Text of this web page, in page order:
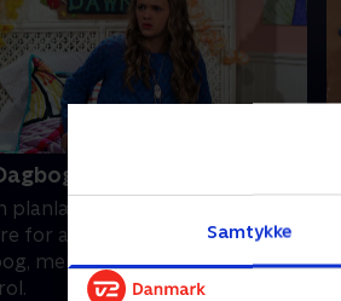
Samtykke
fra en vred firling
planlægger hævn mod sine
for at have læst hendes
men det kommer ud af